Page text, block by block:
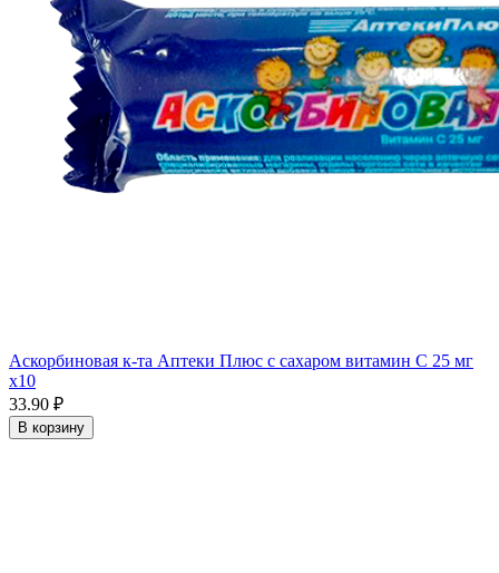
Аскорбиновая к-та Аптеки Плюс с сахаром витамин С 25 мг
x10
33.90 ₽
В корзину